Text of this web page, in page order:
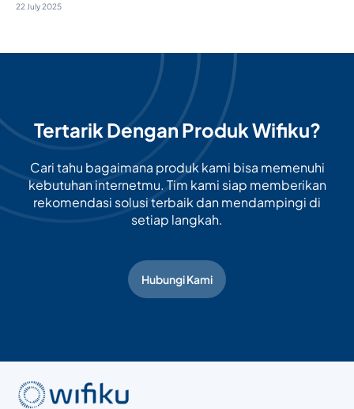
22 July 2025
Tertarik Dengan Produk Wifiku?
Cari tahu bagaimana produk kami bisa memenuhi
kebutuhan internetmu. Tim kami siap memberikan
rekomendasi solusi terbaik dan mendampingi di
setiap langkah.
Hubungi Kami